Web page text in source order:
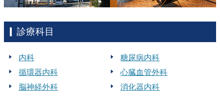
診療科目
内科
糖尿病内科
循環器内科
心臓血管外科
脳神経外科
消化器内科